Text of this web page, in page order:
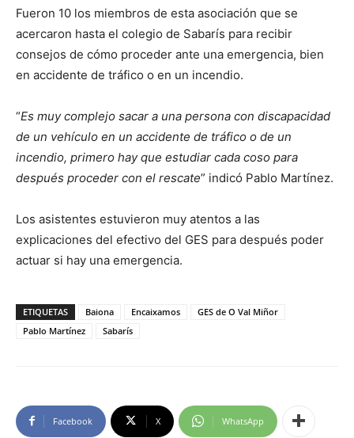
Fueron 10 los miembros de esta asociación que se
acercaron hasta el colegio de Sabarís para recibir
consejos de cómo proceder ante una emergencia, bien
en accidente de tráfico o en un incendio.
“Es muy complejo sacar a una persona con discapacidad
de un vehículo en un accidente de tráfico o de un
incendio, primero hay que estudiar cada coso para
después proceder con el rescate” indicó Pablo Martínez.
Los asistentes estuvieron muy atentos a las
explicaciones del efectivo del GES para después poder
actuar si hay una emergencia.
ETIQUETAS Baiona Encaixamos
GES de O Val Miñor
Pablo Martínez
Sabarís
Facebook X WhatsApp